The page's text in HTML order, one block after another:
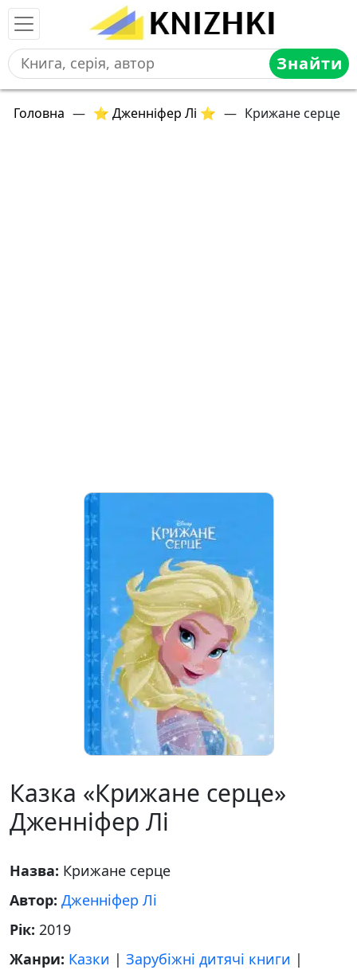
Знайти
Головна — ⭐ Дженніфер Лі ⭐ — Крижане серце
Казка «Крижане серце»
Дженніфер Лі
Назва: Крижане серце
Автор: Дженніфер Лі
Рік: 2019
Жанри: Казки | Зарубіжні дитячі книги |